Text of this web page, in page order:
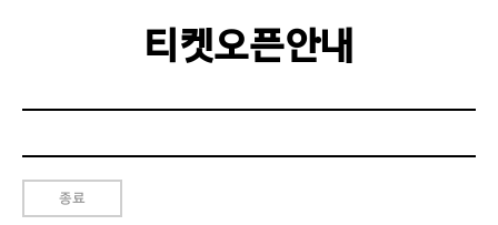
티켓오픈안내
종료